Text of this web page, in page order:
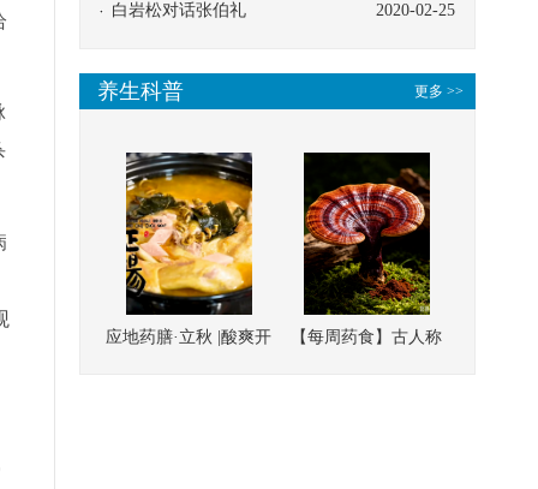
医救治的临床效果
2020-02-25
白岩松对话张伯礼
更多 >>
养生科普
应地药膳·立秋 |酸爽开
【每周药食】古人称